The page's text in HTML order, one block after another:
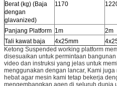
Berat (kg) (Baja
dengan
glavanized)
1170
Panjang Platform 1m 2m
Tali kawat baja
4x25mm
Ketong Suspended working platform
disesuaikan untuk permintaan
video dan instruksi yang jelas untuk
menggunakan dengan lancar, Kami
hebat agar mesin kami tetap bekerja
mengembangkan agen di seluruh dunia